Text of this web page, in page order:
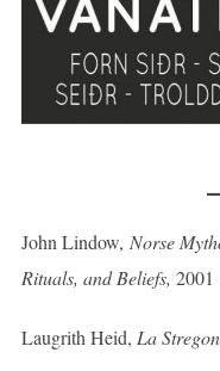
John Lindow, Norse
Rituals, and Beliefs, 2001
Laugrith Heid, La